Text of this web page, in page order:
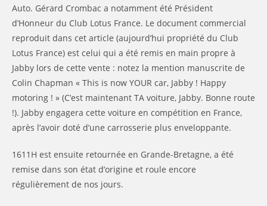
Auto. Gérard Crombac a notamment été Président
d’Honneur du Club Lotus France. Le document commercial
reproduit dans cet article (aujourd’hui propriété du Club
Lotus France) est celui qui a été remis en main propre à
Jabby lors de cette vente : notez la mention manuscrite de
Colin Chapman « This is now YOUR car, Jabby ! Happy
motoring ! » (C’est maintenant TA voiture, Jabby. Bonne route
!). Jabby engagera cette voiture en compétition en France,
après l’avoir doté d’une carrosserie plus enveloppante.
1611H est ensuite retournée en Grande-Bretagne, a été
remise dans son état d’origine et roule encore
régulièrement de nos jours.